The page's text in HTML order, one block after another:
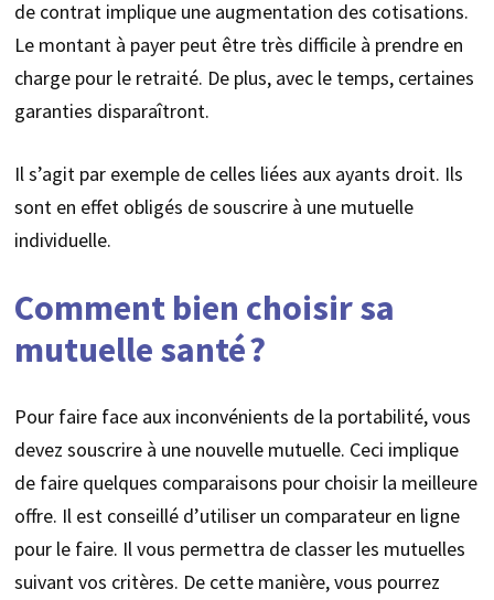
de contrat implique une augmentation des cotisations.
Le montant à payer peut être très difficile à prendre en
charge pour le retraité. De plus, avec le temps, certaines
garanties disparaîtront.
Il s’agit par exemple de celles liées aux ayants droit. Ils
sont en effet obligés de souscrire à une mutuelle
individuelle.
Comment bien choisir sa
mutuelle santé ?
Pour faire face aux inconvénients de la portabilité, vous
devez souscrire à une nouvelle mutuelle. Ceci implique
de faire quelques comparaisons pour choisir la meilleure
offre. Il est conseillé d’utiliser un comparateur en ligne
pour le faire. Il vous permettra de classer les mutuelles
suivant vos critères. De cette manière, vous pourrez